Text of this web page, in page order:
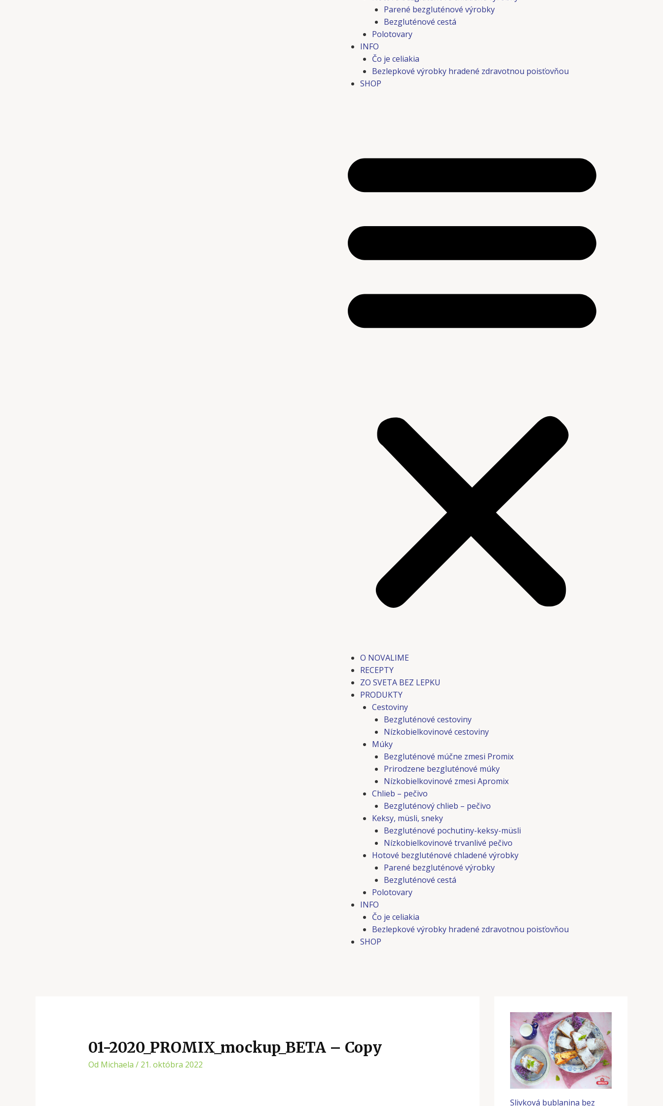
Parené bezgluténové výrobky
Bezgluténové cestá
Polotovary
INFO
Čo je celiakia
Bezlepkové výrobky hradené zdravotnou poisťovňou
SHOP
O NOVALIME
RECEPTY
ZO SVETA BEZ LEPKU
PRODUKTY
Cestoviny
Bezgluténové cestoviny
Nízkobielkovinové cestoviny
Múky
Bezgluténové múčne zmesi Promix
Prirodzene bezgluténové múky
Nízkobielkovinové zmesi Apromix
Chlieb – pečivo
Bezgluténový chlieb – pečivo
Keksy, müsli, sneky
Bezgluténové pochutiny-keksy-müsli
Nízkobielkovinové trvanlivé pečivo
Hotové bezgluténové chladené výrobky
Parené bezgluténové výrobky
Bezgluténové cestá
Polotovary
INFO
Čo je celiakia
Bezlepkové výrobky hradené zdravotnou poisťovňou
SHOP
01-2020_PROMIX_mockup_BETA – Copy
Od Michaela / 21. októbra 2022
Slivková bublanina bez